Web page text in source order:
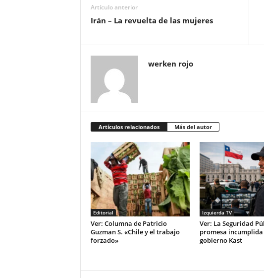
Artículo anterior
Irán – La revuelta de las mujeres
werken rojo
Artículos relacionados Más del autor
Editorial
Ver: Columna de Patricio
Guzman S. «Chile y el trabajo
forzado»
Izquierda TV
Ver: La Seguridad
promesa incumplida
gobierno Kast